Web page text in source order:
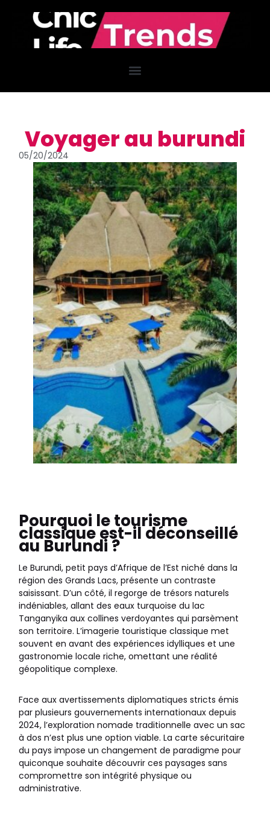
Voyager au burundi
05/20/2024
Pourquoi le tourisme
classique est-il déconseillé
au Burundi ?
Le Burundi, petit pays d’Afrique de l’Est niché dans la
région des Grands Lacs, présente un contraste
saisissant. D’un côté, il regorge de trésors naturels
indéniables, allant des eaux turquoise du lac
Tanganyika aux collines verdoyantes qui parsèment
son territoire. L’imagerie touristique classique met
souvent en avant des expériences idylliques et une
gastronomie locale riche, omettant une réalité
géopolitique complexe.
Face aux avertissements diplomatiques stricts émis
par plusieurs gouvernements internationaux depuis
2024, l’exploration nomade traditionnelle avec un sac
à dos n’est plus une option viable. La carte sécuritaire
du pays impose un changement de paradigme pour
quiconque souhaite découvrir ces paysages sans
compromettre son intégrité physique ou
administrative.